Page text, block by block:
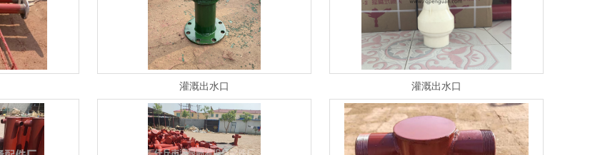
灌溉出水口 灌溉出水口